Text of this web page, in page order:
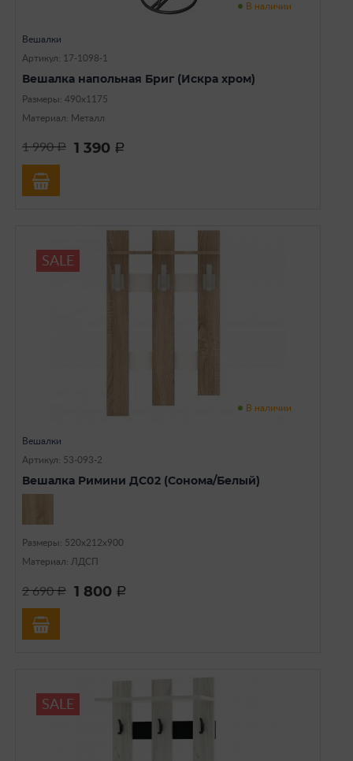
В наличии
Вешалки
Артикул: 17-1098-1
Вешалка напольная Бриг (Искра хром)
Размеры: 490х1175
Материал: Металл
1 990a 1 390 a
SALE
В наличии
Вешалки
Артикул: 53-093-2
Вешалка Римини ДС02 (Сонома/Белый)
Размеры: 520х212х900
Материал: ЛДСП
2 690a 1 800 a
SALE